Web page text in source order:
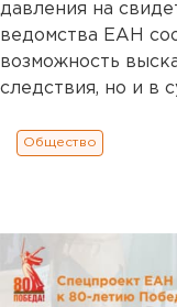
давления на
ведомства ЕАН
возможность
следствия, но и в
Общество